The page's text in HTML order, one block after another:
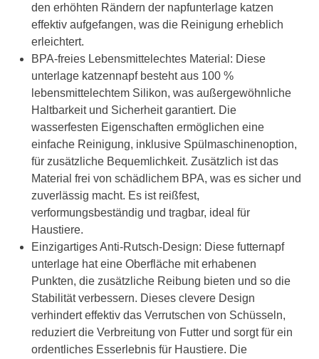
den erhöhten Rändern der napfunterlage katzen
effektiv aufgefangen, was die Reinigung erheblich
erleichtert.
BPA-freies Lebensmittelechtes Material: Diese
unterlage katzennapf besteht aus 100 %
lebensmittelechtem Silikon, was außergewöhnliche
Haltbarkeit und Sicherheit garantiert. Die
wasserfesten Eigenschaften ermöglichen eine
einfache Reinigung, inklusive Spülmaschinenoption,
für zusätzliche Bequemlichkeit. Zusätzlich ist das
Material frei von schädlichem BPA, was es sicher und
zuverlässig macht. Es ist reißfest,
verformungsbeständig und tragbar, ideal für
Haustiere.
Einzigartiges Anti-Rutsch-Design: Diese futternapf
unterlage hat eine Oberfläche mit erhabenen
Punkten, die zusätzliche Reibung bieten und so die
Stabilität verbessern. Dieses clevere Design
verhindert effektiv das Verrutschen von Schüsseln,
reduziert die Verbreitung von Futter und sorgt für ein
ordentliches Esserlebnis für Haustiere. Die